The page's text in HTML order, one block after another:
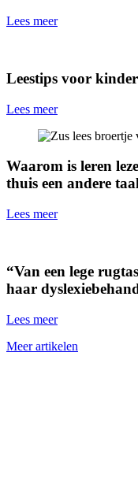
Lees meer
Leestips voor
Lees meer
Waarom is leren
thuis een andere
Lees meer
“Van een lege
haar
Lees meer
Meer artikelen